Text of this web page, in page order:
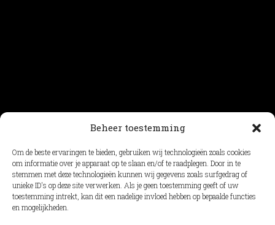
Beheer toestemming
Om de beste ervaringen te bieden, gebruiken wij technologieën zoals cookies
om informatie over je apparaat op te slaan en/of te raadplegen. Door in te
stemmen met deze technologieën kunnen wij gegevens zoals surfgedrag of
unieke ID's op deze site verwerken. Als je geen toestemming geeft of uw
toestemming intrekt, kan dit een nadelige invloed hebben op bepaalde functies
en mogelijkheden.